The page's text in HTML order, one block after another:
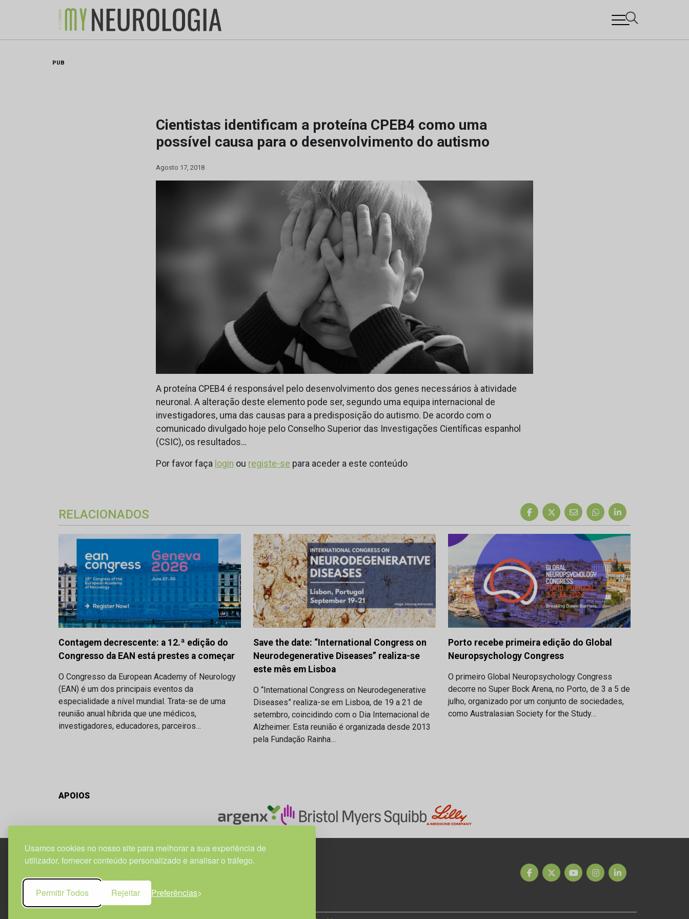
Usamos cookies no nosso site para melhorar a sua experiência de
utilizador, fornecer conteúdo personalizado e analisar o tráfego.
Permitir Todos Rejeitar Preferências
Skip
PUB
Cientistas identificam a proteína CPEB4 como uma
possível causa para o desenvolvimento do autismo
Agosto 17, 2018
A proteína CPEB4 é responsável pelo desenvolvimento dos genes necessários à atividade
neuronal. A alteração deste elemento pode ser, segundo uma equipa internacional de
investigadores, uma das causas para a predisposição do autismo. De acordo com o
comunicado divulgado hoje pelo Conselho Superior das Investigações Científicas espanhol
(CSIC), os resultados…
Por favor faça login ou registe-se para aceder a este conteúdo
RELACIONADOS
Contagem decrescente: a 12.ª edição do
Congresso da EAN está prestes a começar
O Congresso da European Academy of Neurology
(EAN) é um dos principais eventos da
especialidade a nível mundial. Trata-se de uma
reunião anual híbrida que une médicos,
investigadores, educadores, parceiros…
Save the date: “International Congress on
Neurodegenerative Diseases” realiza-se
este mês em Lisboa
O “International Congress on Neurodegenerative
Diseases” realiza-se em Lisboa, de 19 a 21 de
setembro, coincidindo com o Dia Internacional de
Alzheimer. Esta reunião é organizada desde 2013
pela Fundação Rainha…
Porto recebe primeira edição do Global
Neuropsychology Congress
O primeiro Global Neuropsychology Congress
decorre no Super Bock Arena, no Porto, de 3 a 5 de
julho, organizado por um conjunto de sociedades,
como Australasian Society for the Study…
APOIOS
1800-282 Lisboa | Portugal
21 850 40 65